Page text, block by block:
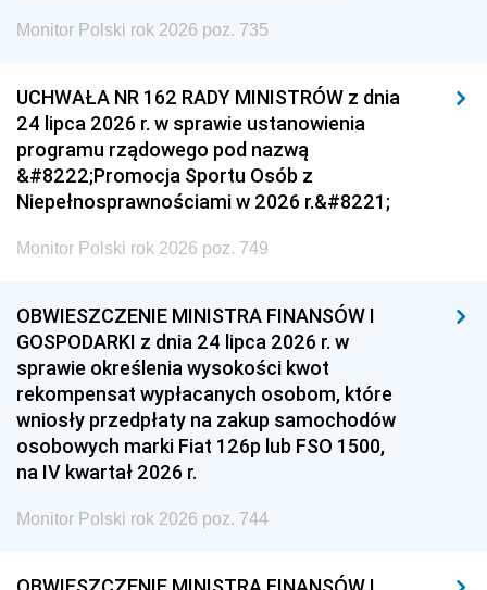
Monitor Polski rok 2026 poz. 735
UCHWAŁA NR 162 RADY MINISTRÓW z dnia
24 lipca 2026 r. w sprawie ustanowienia
programu rządowego pod nazwą
&#8222;Promocja Sportu Osób z
Niepełnosprawnościami w 2026 r.&#8221;
Monitor Polski rok 2026 poz. 749
OBWIESZCZENIE MINISTRA FINANSÓW I
GOSPODARKI z dnia 24 lipca 2026 r. w
sprawie określenia wysokości kwot
rekompensat wypłacanych osobom, które
wniosły przedpłaty na zakup samochodów
osobowych marki Fiat 126p lub FSO 1500,
na IV kwartał 2026 r.
Monitor Polski rok 2026 poz. 744